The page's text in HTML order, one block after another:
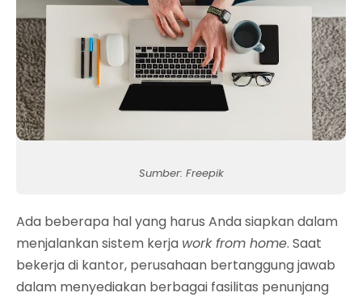
Sumber: Freepik
Ada beberapa hal yang harus Anda siapkan dalam
menjalankan sistem kerja work from home. Saat
bekerja di kantor, perusahaan bertanggung jawab
dalam menyediakan berbagai fasilitas penunjang